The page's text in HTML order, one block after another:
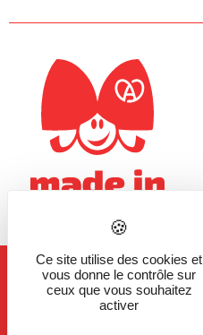
Ce site utilise des cookies et
vous donne le contrôle sur
ceux que vous souhaitez
activer